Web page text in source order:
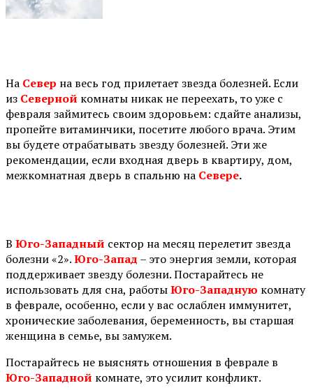
На Север на весь год прилетает звезда болезней. Если
из Северной комнаты никак не переехать, то уже с
февраля займитесь своим здоровьем: сдайте анализы,
пропейте витаминчики, посетите любого врача. Этим
вы будете отрабатывать звезду болезней. Эти же
рекомендации, если входная дверь в квартиру, дом,
межкомнатная дверь в спальню на Севере.
В Юго-Западный сектор на месяц перелетит звезда
болезни «2».Юго-Запад – это энергия земли, которая
поддерживает звезду болезни. Постарайтесь не
использовать для сна, работыЮго-Западную комнату
в феврале, особенно, если у вас ослаблен иммунитет,
хронические заболевания, беременность, вы старшая
женщина в семье, вы замужем.
Постарайтесь не выяснять отношения в феврале в
Юго-Западной комнате, это усилит конфликт.